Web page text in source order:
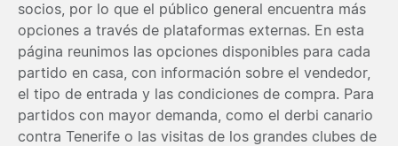
socios, por lo que el público general encuentra más
opciones a través de plataformas externas. En esta
página reunimos las opciones disponibles para cada
partido en casa, con información sobre el vendedor,
el tipo de entrada y las condiciones de compra. Para
partidos con mayor demanda, como el derbi canario
contra Tenerife o las visitas de los grandes clubes de